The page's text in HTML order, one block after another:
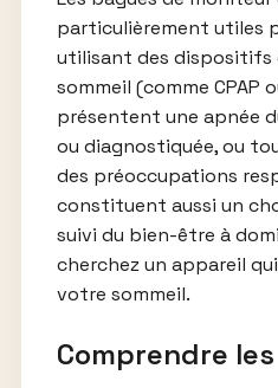
particulièrement utiles
utilisant des dispositifs
sommeil (comme CPAP
présentent une apnée
ou diagnostiquée, ou
des préoccupations
constituent aussi un
suivi du bien-être à
cherchez un appareil
votre sommeil.
Comprendre